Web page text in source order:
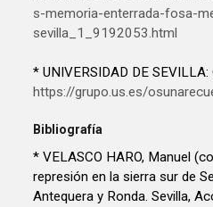
s-memoria-enterrada-fosa-
sevilla_1_9192053.html
* UNIVERSIDAD DE
https://grupo.us.es/
Bibliografía
* VELASCO HARO, Manuel
represión en la sierra sur de
Antequera y Ronda. Sevilla,